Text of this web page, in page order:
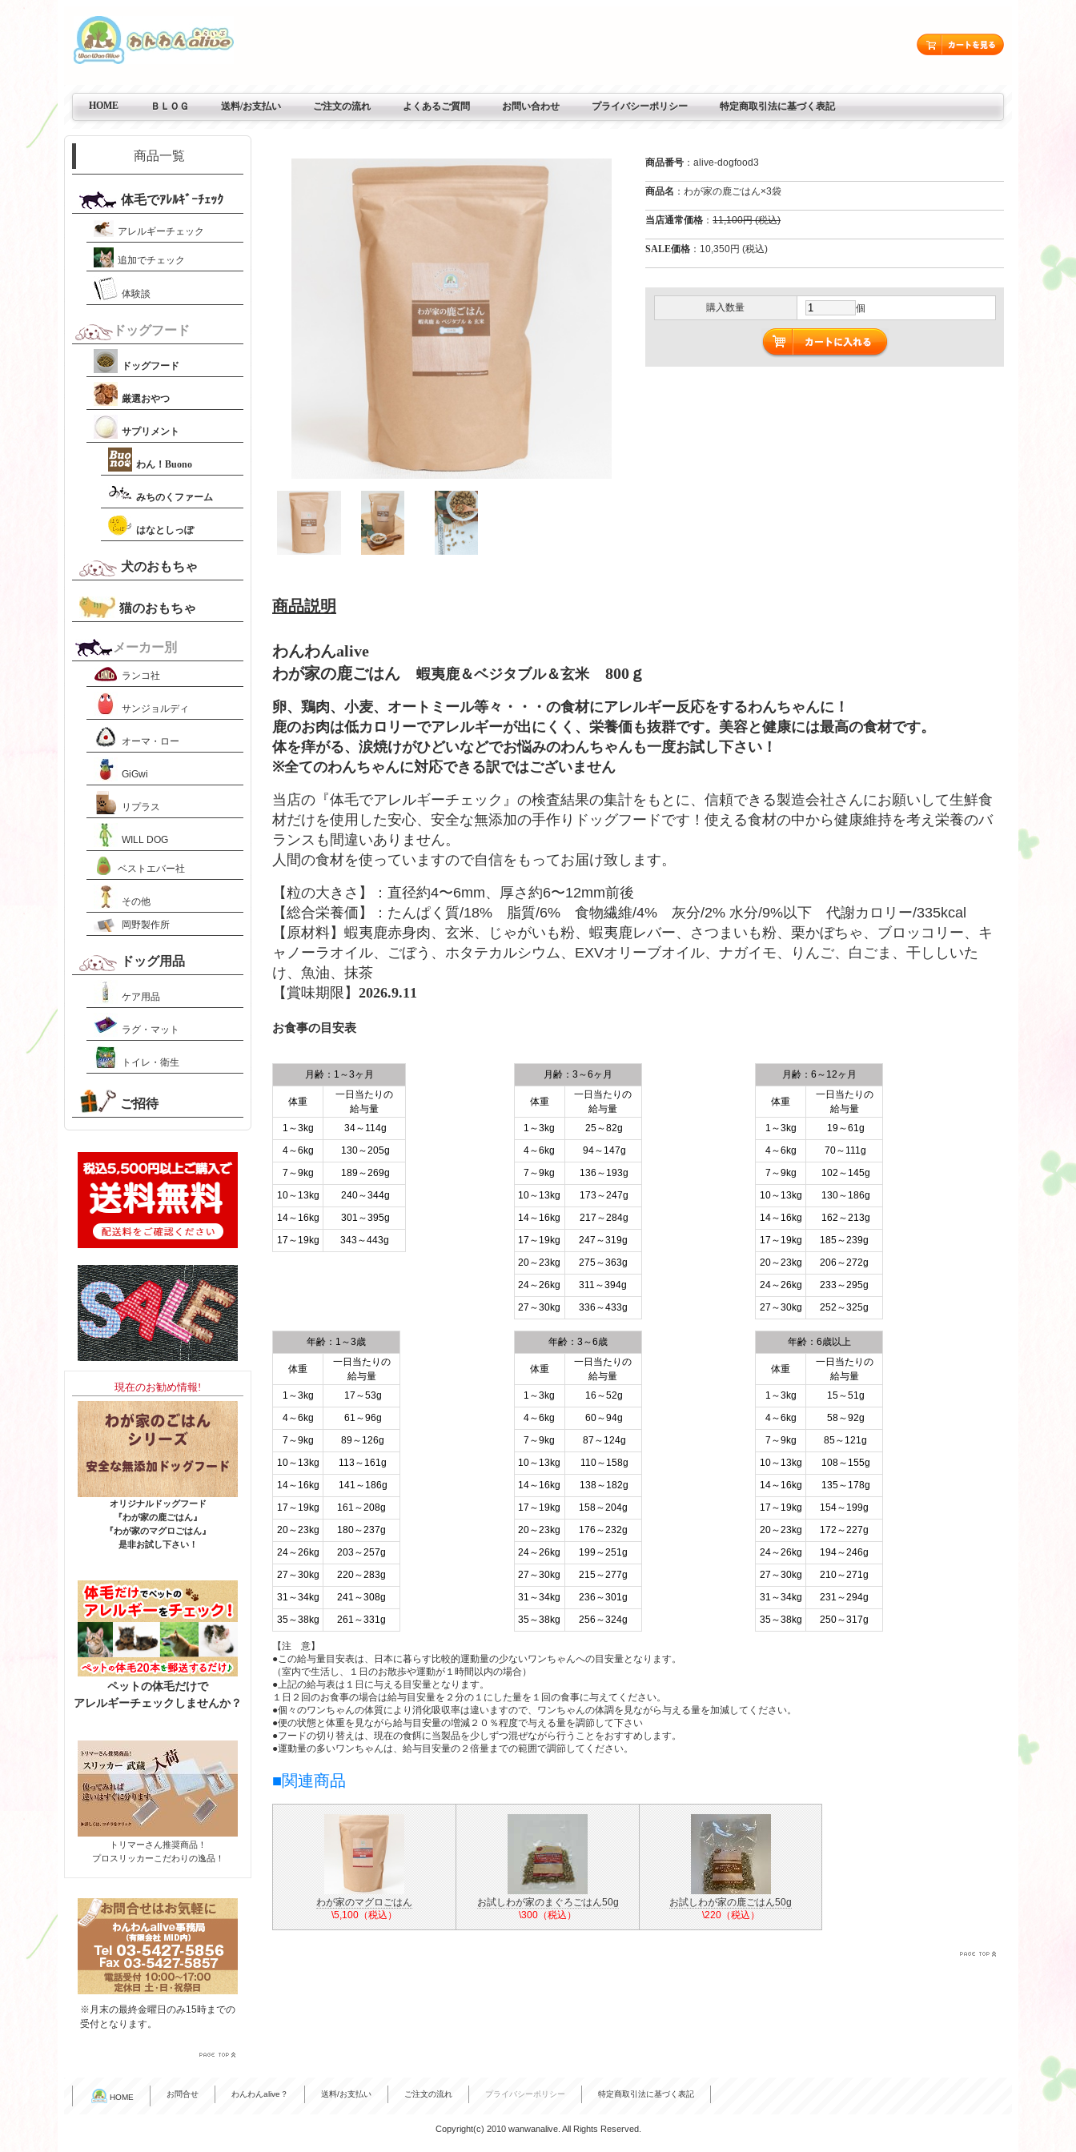
HOME ＢＬＯＧ 送料/お支払い ご注文の流れ よくあるご質問 お問い合わせ プライバシーポリシー 特定商取引法に基づく表記
商品番号 ：alive-dogfood3
商品名 ：わが家の鹿ごはん×3袋
当店通常価格 ：11,100円 (税込)
SALE価格 ：10,350円 (税込)
購入数量 個
商品説明
わんわんalive
わが家の鹿ごはん 蝦夷鹿＆ベジタブル＆玄米800ｇ
卵、鶏肉、小麦、オートミール等々・・・の食材にアレルギー反応をするわんちゃんに！
鹿のお肉は低カロリーでアレルギーが出にくく、栄養価も抜群です。美容と健康には最高の食材です。
体を痒がる、涙焼けがひどいなどでお悩みのわんちゃんも一度お試し下さい！
※全てのわんちゃんに対応できる訳ではございません
当店の『体毛でアレルギーチェック』の検査結果の集計をもとに、信頼できる製造会社さんにお願いして生鮮食
材だけを使用した安心、安全な無添加の手作りドッグフードです！使える食材の中から健康維持を考え栄養のバ
ランスも間違いありません。
人間の食材を使っていますので自信をもってお届け致します。
【粒の大きさ】：直径約4〜6mm、厚さ約6〜12mm前後
【総合栄養価】：たんぱく質/18% 脂質/6% 食物繊維/4% 灰分/2% 水分/9%以下 代謝カロリー/335kcal
【原材料】蝦夷鹿赤身肉、玄米、じゃがいも粉、蝦夷鹿レバー、さつまいも粉、栗かぼちゃ、ブロッコリー、キ
ャノーラオイル、ごぼう、ホタテカルシウム、EXVオリーブオイル、ナガイモ、りんご、白ごま、干ししいた
け、魚油、抹茶
【賞味期限】 2026.9.11
お食事の目安表
月齢：1～3ヶ月
体重
一日当たりの
給与量
1～3kg
34～114g
4～6kg
130～205g
7～9kg
189～269g
10～13kg
240～344g
14～16kg
301～395g
17～19kg
343～443g
月齢：3～6ヶ月
体重
一日当たりの
給与量
1～3kg
25～82g
4～6kg
94～147g
7～9kg
136～193g
10～13kg
173～247g
14～16kg
217～284g
17～19kg
247～319g
20～23kg
275～363g
24～26kg
311～394g
27～30kg
336～433g
月齢：6～12ヶ月
体重
一日当たりの
給与量
1～3kg
19～61g
4～6kg
70～111g
7～9kg
102～145g
10～13kg
130～186g
14～16kg
162～213g
17～19kg
185～239g
20～23kg
206～272g
24～26kg
233～295g
27～30kg
252～325g
年齢：1～3歳
体重
一日当たりの
給与量
1～3kg
17～53g
4～6kg
61～96g
7～9kg
89～126g
10～13kg
113～161g
14～16kg
141～186g
17～19kg
161～208g
20～23kg
180～237g
24～26kg
203～257g
27～30kg
220～283g
31～34kg
241～308g
35～38kg
261～331g
年齢：3～6歳
体重
一日当たりの
給与量
1～3kg
16～52g
4～6kg
60～94g
7～9kg
87～124g
10～13kg
110～158g
14～16kg
138～182g
17～19kg
158～204g
20～23kg
176～232g
24～26kg
199～251g
27～30kg
215～277g
31～34kg
236～301g
35～38kg
256～324g
年齢：6歳以上
体重
一日当たりの
給与量
1～3kg
15～51g
4～6kg
58～92g
7～9kg
85～121g
10～13kg
108～155g
14～16kg
135～178g
17～19kg
154～199g
20～23kg
172～227g
24～26kg
194～246g
27～30kg
210～271g
31～34kg
231～294g
35～38kg
250～317g
【注 意】
●この給与量目安表は、日本に暮らす比較的運動量の少ないワンちゃんへの目安量となります。
（室内で生活し、１日のお散歩や運動が１時間以内の場合）
●上記の給与表は１日に与える目安量となります。
１日２回のお食事の場合は給与目安量を２分の１にした量を１回の食事に与えてください。
●個々のワンちゃんの体質により消化吸収率は違いますので、ワンちゃんの体調を見ながら与える量を加減してください。
●便の状態と体重を見ながら給与目安量の増減２０％程度で与える量を調節して下さい
●フードの切り替えは、現在の食餌に当製品を少しずつ混ぜながら行うことをおすすめします。
●運動量の多いワンちゃんは、給与目安量の２倍量までの範囲で調節してください。
■関連商品
わが家のマグロごはん
\5,100（税込）
お試しわが家のまぐろごはん50g
\300（税込）
お試しわが家の鹿ごはん50g
\220（税込）
商品一覧
体毛でｱﾚﾙｷﾞｰﾁｪｯｸ
アレルギーチェック
追加でチェック
体験談
ドッグフード
ドッグフード
厳選おやつ
サプリメント
わん！Buono
みちのくファーム
はなとしっぽ
犬のおもちゃ
猫のおもちゃ
メーカー別
ランコ社
サンジョルディ
オーマ・ロー
GiGwi
リプラス
WILL DOG
ベストエバー社
その他
岡野製作所
ドッグ用品
ケア用品
ラグ・マット
トイレ・衛生
ご招待
現在のお勧め情報!
オリジナルドッグフード
『わが家の鹿ごはん』
『わが家のマグロごはん』
是非お試し下さい！
ペットの体毛だけで
アレルギーチェックしませんか？
トリマーさん推奨商品！
プロスリッカーこだわりの逸品！
※月末の最終金曜日のみ15時までの
受付となります。
HOME お問合せ わんわんalive？ 送料/お支払い ご注文の流れ プライバシーポリシー 特定商取引法に基づく表記
Copyright(c) 2010 wanwanalive. All Rights Reserved.